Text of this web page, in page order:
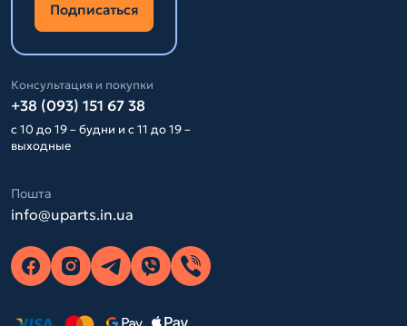
Подписаться
Консультация и покупки
+38 (093) 151 67 38
с 10 до 19 – будни и с 11 до 19 –
выходные
Пошта
info@uparts.in.ua